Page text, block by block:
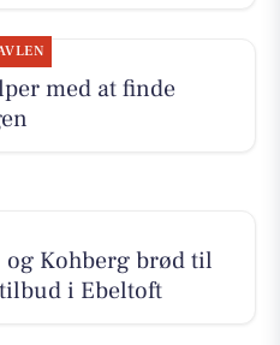
med at finde
og Kohberg brød til
i Ebeltoft